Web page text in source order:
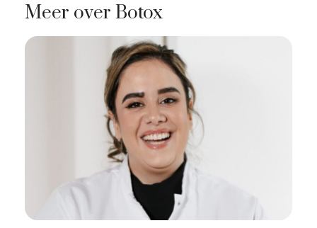
Meer over Botox